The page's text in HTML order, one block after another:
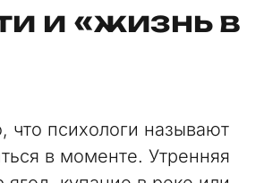
и «жизнь в
что психологи называют
в моменте. Утренняя